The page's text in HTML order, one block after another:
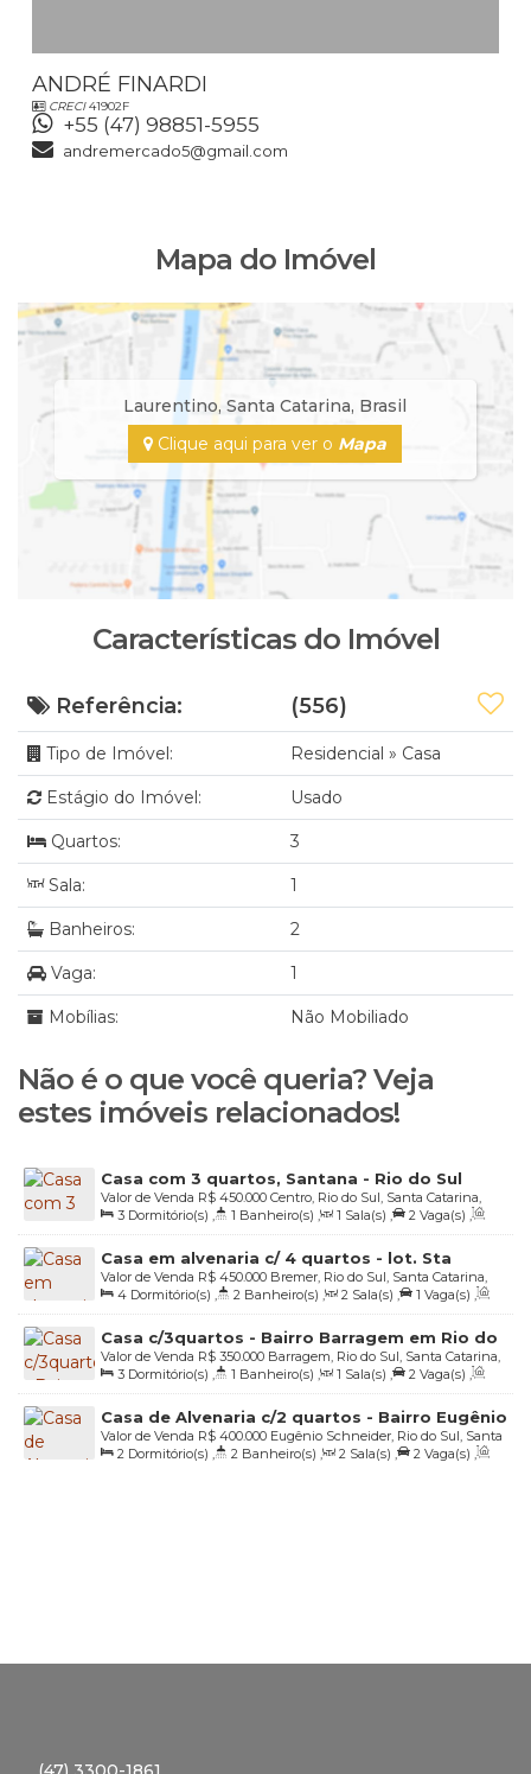
ANDRÉ FINARDI
CRECI41902F
+55 (47) 98851-5955
andremercado5@gmail.com
Mapa do Imóvel
Laurentino,Santa Catarina, Brasil
Clique aqui para ver o Mapa
Características do Imóvel
Referência: (556)
Tipo de Imóvel: Residencial » Casa
Estágio do Imóvel: Usado
Quartos: 3
Sala: 1
Banheiros: 2
Vaga: 1
Mobílias: Não Mobiliado
Não é o que você queria? Veja
estes imóveis relacionados!
Casa com 3 quartos, Santana - Rio do Sul
R$ 450.000
Valor de Venda
Centro, Rio do Sul, Santa Catarina,
Brasil
3 Dormitório(s) , 1 Banheiro(s) , 1 Sala(s) , 2 Vaga(s) ,
Útil: 120.00m² , Terreno: 520.00m² , Fundos: 13.00m ,
Frente:
13.00m Lado Direito: 40 .00m , Lado Esquerdo: 40.00m
Casa em alvenaria c/ 4 quartos - lot. Sta
Monica em Rio do Sul
R$ 450.000
Valor de Venda
Bremer, Rio do Sul, Santa Catarina,
Brasil
4 Dormitório(s) , 2 Banheiro(s) , 2 Sala(s) , 1 Vaga(s) ,
Útil: 120.00m² , Terreno: 378.00m² , Fundos: 14.00m ,
Frente:
14.00m , Lado Direito: 27 .00m , Lado Esquerdo: 27.00 m
Casa c/3quartos - Bairro Barragem em Rio do
Sul/SC
R$ 350.000
Valor de Venda
Barragem, Rio do Sul, Santa Catarina,
Brasil
3 Dormitório(s) , 1 Banheiro(s) , 1 Sala(s) , 2 Vaga(s) ,
Útil: 110.00m² , Terreno: 375.00m² , Fundos: 15.00m ,
Frente:
15.00m Lado Direito: 25 .00m , Lado Esquerdo: 25.00m
Casa de Alvenaria c/2 quartos - Bairro Eugênio
Schneider em Rio do Sul/SC
R$ 400.000
Valor de Venda
Eugênio Schneider, Rio do Sul, Santa
Catarina, Brasil
2 Dormitório(s) , 2 Banheiro(s) , 2 Sala(s) , 2 Vaga(s) ,